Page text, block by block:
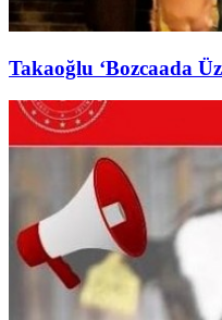
Takaoğlu ‘Bozcaada